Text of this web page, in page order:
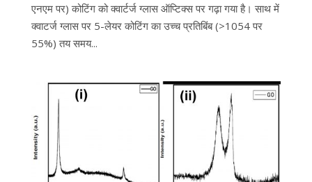
एनएम पर) कोटिंग को क्वार्टर्ज ग्लास ऑप्टिक्स पर गढ़ा गया है। साथ में
क्वाटर्ज ग्लास पर 5-लेयर कोटिंग का उच्च प्रतिबिंब (>1054 पर
55%) तय समय...